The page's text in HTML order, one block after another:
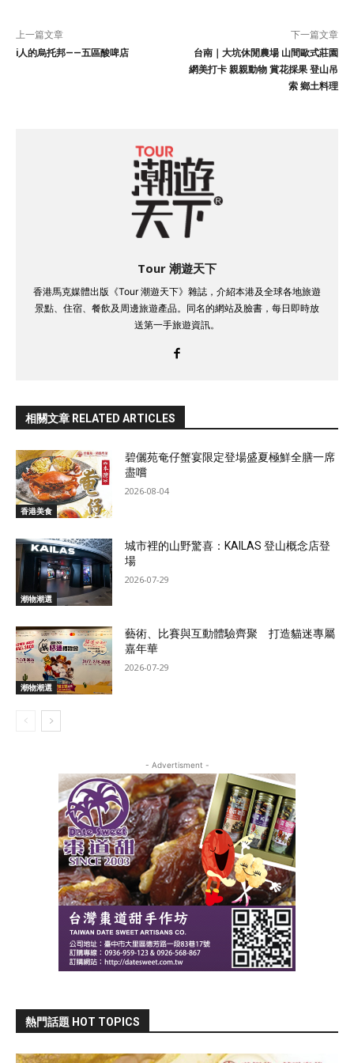
上一篇文章
i人的烏托邦——五區酸啤店
下一篇文章
台南｜大坑休閒農場 山間歐式莊園
網美打卡 親親動物 賞花採果 登山吊
索 鄉土料理
Tour 潮遊天下
香港馬克媒體出版《Tour 潮遊天下》雜誌，介紹本港及全球各地旅遊
景點、住宿、餐飲及周邊旅遊產品。同名的網站及臉書，每日即時放
送第一手旅遊資訊。
相關文章 RELATED ARTICLES
香港美食
碧儷苑奄仔蟹宴限定登場盛夏極鮮全膳一席
盡嚐
2026-08-04
潮物潮選
城市裡的山野驚喜：KAILAS 登山概念店登
場
2026-07-29
潮物潮選
藝術、比賽與互動體驗齊聚 打造貓迷專屬
嘉年華
2026-07-29
- Advertisment -
熱門話題 HOT TOPICS